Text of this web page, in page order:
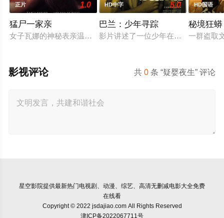
正片 1.0
猛尸一家亲
女子瓦娜的神秘表亲温思罗普突然仓皇登门，身后还跟着一个
HD中字 5.0
巴兰：少年寻踪
影片讲述了一位少年在动荡的童年中
HD国语
秘境狂蟒
一群盗取
共0 条 “疑婴夜生” 评论
影视评论
星空影院提供最新热门电视剧、动漫、综艺、高清无删减电影大全免费
在线看
Copyright © 2022 jsdajiao.com All Rights Reserved
津ICP备2022067711号